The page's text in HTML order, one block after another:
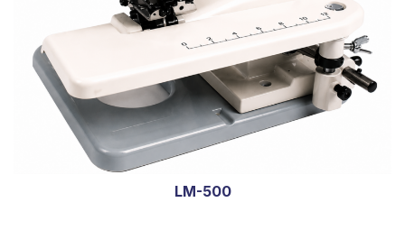
LM-500